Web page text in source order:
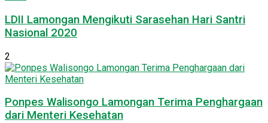
LDII Lamongan Mengikuti Sarasehan Hari Santri
Nasional 2020
2
Ponpes Walisongo Lamongan Terima Penghargaan
dari Menteri Kesehatan